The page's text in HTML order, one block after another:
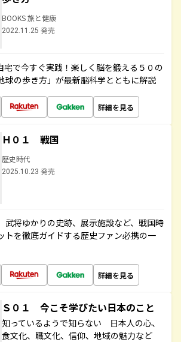
BOOKS 旅と健康
2022.11.25 発売
宅で今すぐ実践！楽しく脳を鍛える５０の
球の歩き方」が最新脳科学とともに解説
詳細を見る
Ｈ０１ 戦国
歴史時代
2025.10.23 発売
武将ゆかりの史跡、展示施設など、戦国時
トを徹底ガイドする歴史ファン必携の一
詳細を見る
Ｓ０１ 今こそ学びたい日本のこと
知っているようで知らない 日本人の心、
食文化、職文化、信仰、地域の魅力など